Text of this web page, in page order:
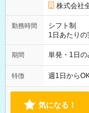
円の場合あ
円（役割手当
間】試用期間
株式会社
勤務時間
シフト制
1日あたり
間は 試験
期間 単発・1日の
特徴 週1日から
気になる！